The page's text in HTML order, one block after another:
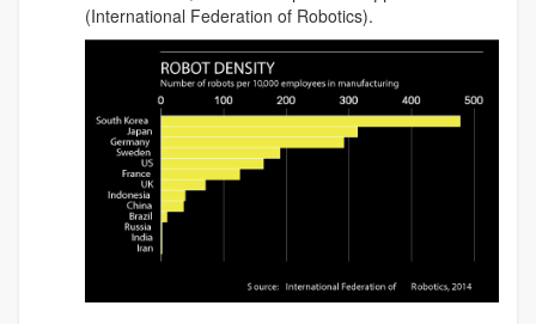
(International Federation of Robotics).